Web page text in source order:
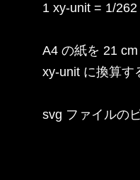
1 xy-unit = 1/262
A4 の紙を 21
xy-unit に換算す
svg ファイルの